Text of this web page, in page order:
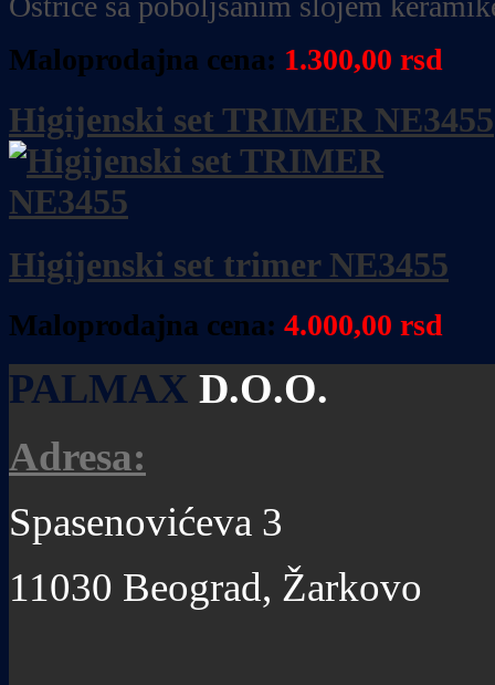
Maloprodajna cena: 1.300,00 rsd
Higijenski set TRIMER NE3455
Higijenski set trimer NE3455
Maloprodajna cena: 4.000,00 rsd
PALMAX D.O.O.
Adresa:
Spasenovićeva 3
11030 Beograd, Žarkovo